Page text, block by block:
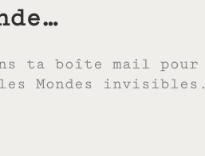
ta boîte mail pour
Mondes invisibles.